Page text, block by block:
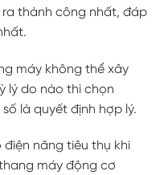
thành công nhất, đáp
máy không thể xây
lý do nào thì chọn
là quyết định hợp lý.
điện năng tiêu thụ khi
máy động cơ